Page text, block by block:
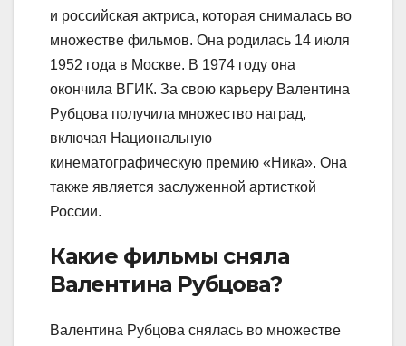
и российская актриса, которая снималась во
множестве фильмов. Она родилась 14 июля
1952 года в Москве. В 1974 году она
окончила ВГИК. За свою карьеру Валентина
Рубцова получила множество наград,
включая Национальную
кинематографическую премию «Ника». Она
также является заслуженной артисткой
России.
Какие фильмы сняла
Валентина Рубцова?
Валентина Рубцова снялась во множестве